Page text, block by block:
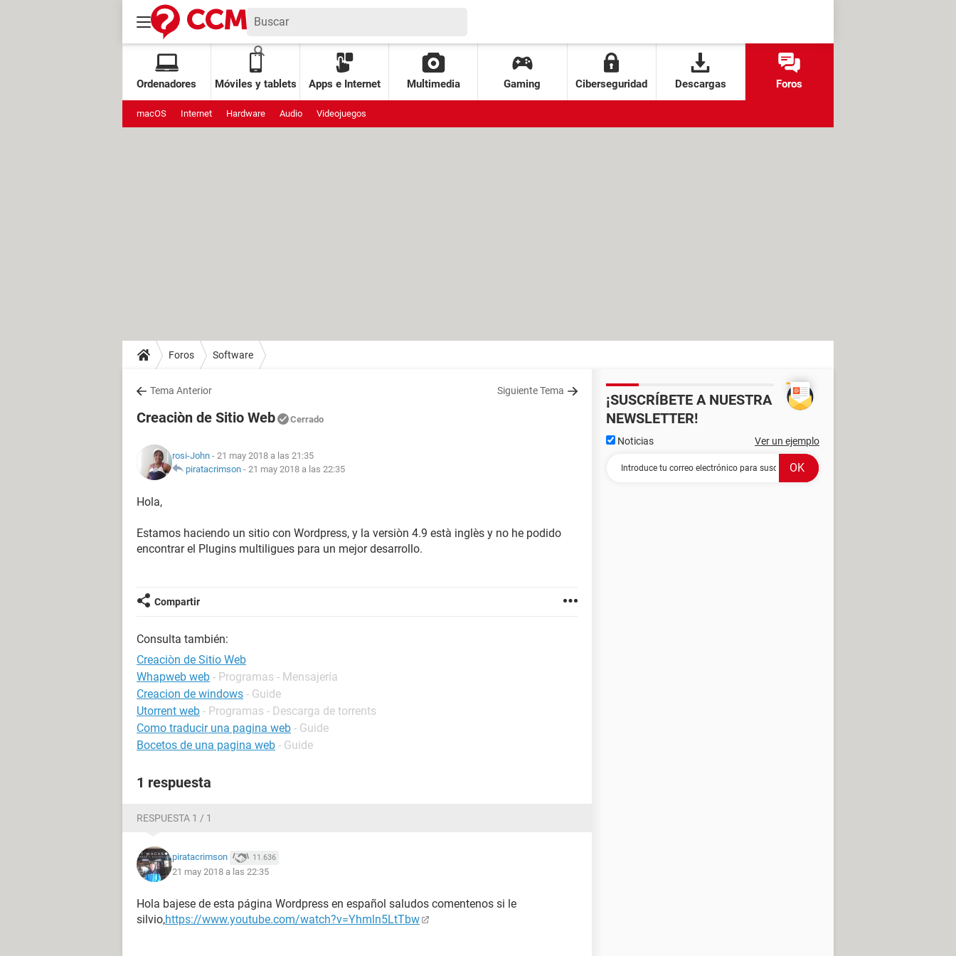
Ordenadores Móviles y tablets Apps e Internet Multimedia Gaming Ciberseguridad Descargas Foros
macOS Internet Hardware Audio Videojuegos
Foros Software
Tema Anterior Siguiente Tema
Creaciòn de Sitio Web Cerrado
rosi-John - 21 may 2018 a las 21:35
piratacrimson - 21 may 2018 a las 22:35
Hola,
Estamos haciendo un sitio con Wordpress, y la versiòn 4.9 està inglès y no he podido
encontrar el Plugins multiligues para un mejor desarrollo.
Compartir
Consulta también:
Creaciòn de Sitio Web
Whapweb web - Programas - Mensajería
Creacion de windows - Guide
Utorrent web - Programas - Descarga de torrents
Como traducir una pagina web - Guide
Bocetos de una pagina web - Guide
1 respuesta
RESPUESTA 1 / 1
piratacrimson 11.636
21 may 2018 a las 22:35
Hola bajese de esta página Wordpress en español saludos comentenos si le
silvio,https://www.youtube.com/watch?v=Yhmln5LtTbw
¡SUSCRÍBETE A NUESTRA
NEWSLETTER!
Noticias Ver un ejemplo